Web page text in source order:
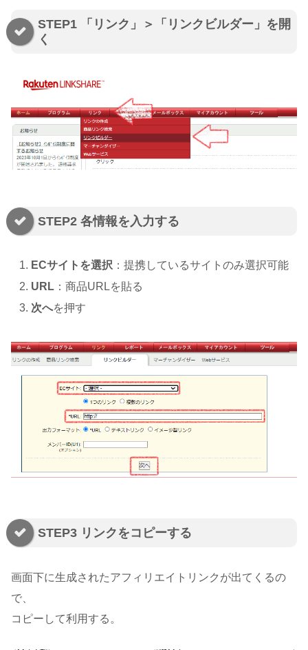
STEP1 「リンク」＞「リンクビルダー」を開
く
STEP2 各情報を入力する
ECサイトを選択 ：提携しているサイトのみ選択可能
URL ：商品URLを貼る
次へを押す
STEP3 リンクをコピーする
画面下に生成されたアフィリエイトリンクが出てくるの
で、
コピーして利用する。